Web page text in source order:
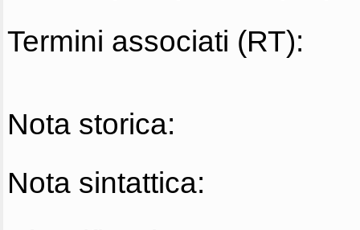
Termini associati (RT):
Nota storica:
Nota sintattica: